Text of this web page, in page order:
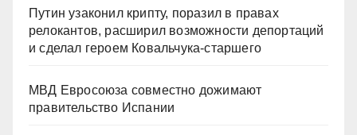
Путин узаконил крипту, поразил в правах
релокантов, расширил возможности депортаций
и сделал героем Ковальчука-старшего
МВД Евросоюза совместно дожимают
правительство Испании